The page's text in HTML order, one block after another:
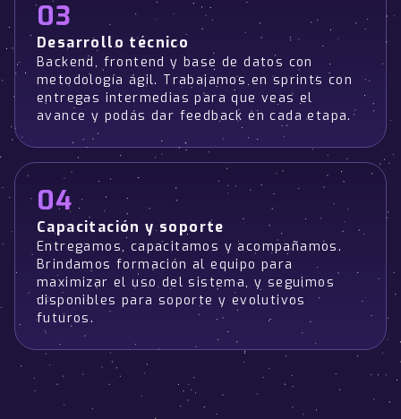
03
Desarrollo técnico
Backend, frontend y base de datos con
metodología ágil. Trabajamos en sprints con
entregas intermedias para que veas el
avance y podás dar feedback en cada etapa.
04
Capacitación y soporte
Entregamos, capacitamos y acompañamos.
Brindamos formación al equipo para
maximizar el uso del sistema, y seguimos
disponibles para soporte y evolutivos
futuros.